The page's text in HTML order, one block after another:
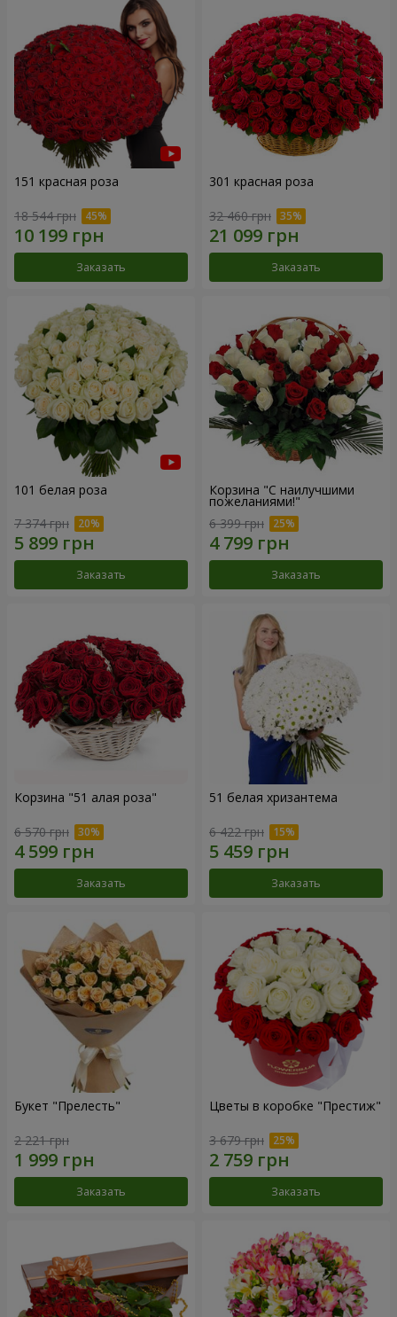
151 красная роза
18 544 грн
Заказать
301 красная роза
32 460 грн
Заказать
101 белая роза
7 374 грн
Заказать
Корзина "С наилучшими
пожеланиями!"
6 399 грн
Заказать
Корзина "51 алая роза"
6 570 грн
Заказать
51 белая хризантема
6 422 грн
Заказать
Букет "Прелесть"
2 221 грн
Заказать
Цветы в коробке "Престиж"
3 679 грн
Заказать